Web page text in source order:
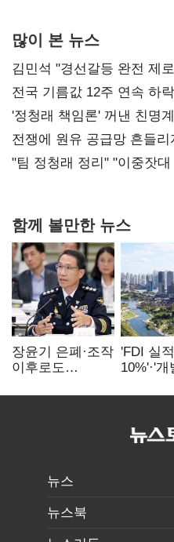
많이 본 뉴스
김민석 "경선갈등 완전 제
사과부터"
전국 기름값 12주 연속 하
'정청래 책임론' 꺼낸 친명
때리기
전쟁에 원유 공급망 흔들
핵심으로 재부상
"팀 정청래 정리" "이중잣
함께 볼만한 뉴스
장윤기 은폐·조작
이후로도
내부비위…경찰
'FDI 실적
10%'·'
인천경
뉴스
뉴스북